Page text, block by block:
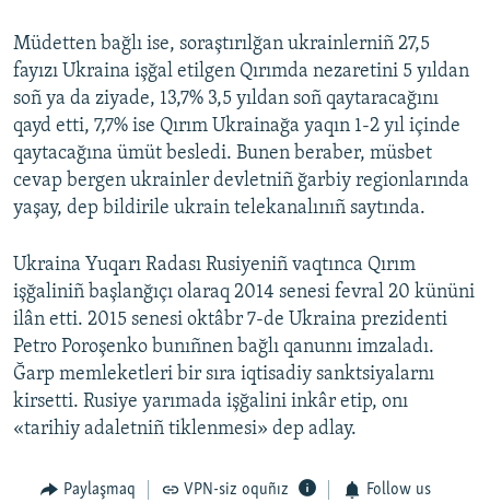
Müdetten bağlı ise, soraştırılğan ukrainlerniñ 27,5
fayızı Ukraina işğal etilgen Qırımda nezaretini 5 yıldan
soñ ya da ziyade, 13,7% 3,5 yıldan soñ qaytaracağını
qayd etti, 7,7% ise Qırım Ukrainağa yaqın 1-2 yıl içinde
qaytacağına ümüt besledi. Bunen beraber, müsbet
cevap bergen ukrainler devletniñ ğarbiy regionlarında
yaşay, dep bildirile ukrain telekanalınıñ saytında.
Ukraina Yuqarı Radası Rusiyeniñ vaqtınca Qırım
işğaliniñ başlanğıçı olaraq 2014 senesi fevral 20 kününi
ilân etti. 2015 senesi oktâbr 7-de Ukraina prezidenti
Petro Poroşenko bunıñnen bağlı qanunnı imzaladı.
Ğarp memleketleri bir sıra iqtisadiy sanktsiyalarnı
kirsetti. Rusiye yarımada işğalini inkâr etip, onı
«tarihiy adaletniñ tiklenmesi» dep adlay.
Paylaşmaq VPN-siz oquñız Follow us